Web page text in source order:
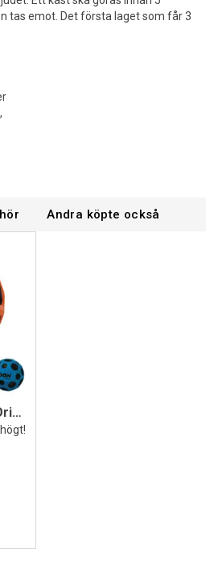
tas emot. Det första laget som får 3
Andra köpte också
Waboba Moonball | Originalet